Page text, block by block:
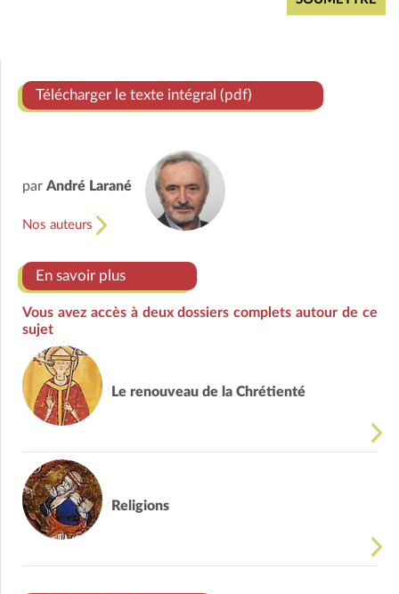
Télécharger le texte intégral (pdf)
par André Larané
Nos auteurs
En savoir plus
Vous avez accès à deux dossiers complets autour de ce
sujet
Le renouveau de la Chrétienté
Religions